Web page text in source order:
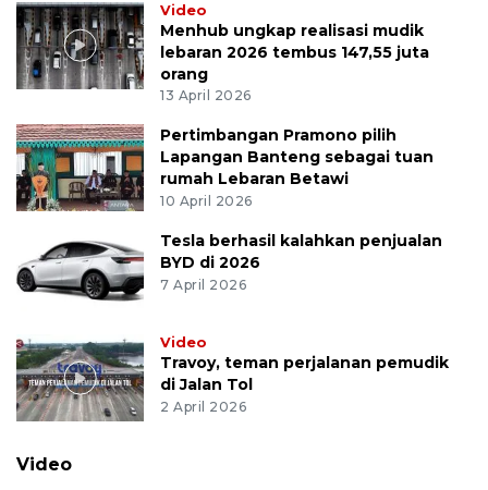
Video
Menhub ungkap realisasi mudik
lebaran 2026 tembus 147,55 juta
orang
13 April 2026
Pertimbangan Pramono pilih
Lapangan Banteng sebagai tuan
rumah Lebaran Betawi
10 April 2026
Tesla berhasil kalahkan penjualan
BYD di 2026
7 April 2026
Video
Travoy, teman perjalanan pemudik
di Jalan Tol
2 April 2026
Video